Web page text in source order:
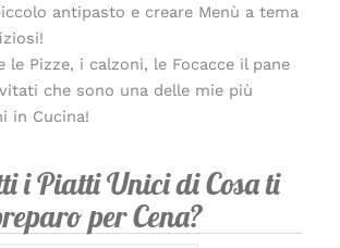
antipasto e creare Menù a tema
le Pizze, i calzoni, le Focacce il pane
che sono una delle mie più
in Cucina!
i Piatti Unici di Cosa ti
per Cena?